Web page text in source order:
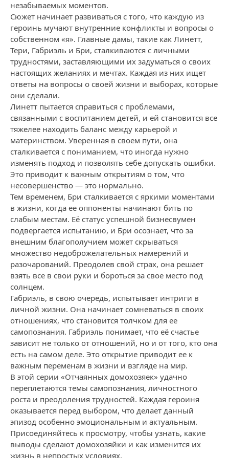
незабываемых моментов.
Сюжет начинает развиваться с того, что каждую из
героинь мучают внутренние конфликты и вопросы о
собственном «я». Главные дамы, такие как Линетт,
Тери, Габриэль и Бри, сталкиваются с личными
трудностями, заставляющими их задуматься о своих
настоящих желаниях и мечтах. Каждая из них ищет
ответы на вопросы о своей жизни и выборах, которые
они сделали.
Линетт пытается справиться с проблемами,
связанными с воспитанием детей, и ей становится все
тяжелее находить баланс между карьерой и
материнством. Уверенная в своем пути, она
сталкивается с пониманием, что иногда нужно
изменять подход и позволять себе допускать ошибки.
Это приводит к важным открытиям о том, что
несовершенство — это нормально.
Тем временем, Бри сталкивается с яркими моментами
в жизни, когда ее оппоненты начинают бить по
слабым местам. Её статус успешной бизнесвумен
подвергается испытанию, и Бри осознает, что за
внешним благополучием может скрываться
множество недоброжелательных намерений и
разочарований. Преодолев свой страх, она решает
взять все в свои руки и бороться за свое место под
солнцем.
Габриэль, в свою очередь, испытывает интриги в
личной жизни. Она начинает сомневаться в своих
отношениях, что становится толчком для ее
самопознания. Габриэль понимает, что её счастье
зависит не только от отношений, но и от того, кто она
есть на самом деле. Это открытие приводит ее к
важным переменам в жизни и взгляде на мир.
В этой серии «Отчаянных домохозяек» удачно
переплетаются темы самопознания, личностного
роста и преодоления трудностей. Каждая героиня
оказывается перед выбором, что делает данный
эпизод особенно эмоциональным и актуальным.
Присоединяйтесь к просмотру, чтобы узнать, какие
выводы сделают домохозяйки и как изменится их
жизнь в непростых условиях.